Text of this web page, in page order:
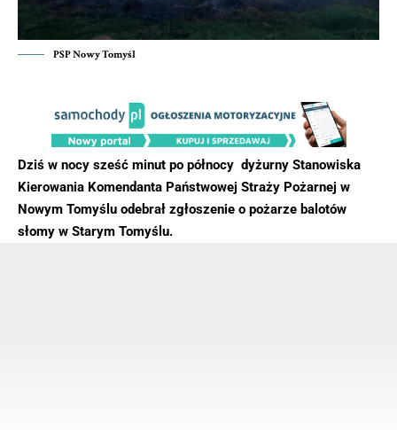
PSP Nowy Tomyśl
Dziś w nocy sześć minut po północy dyżurny Stanowiska
Kierowania Komendanta Państwowej Straży Pożarnej w
Nowym Tomyślu odebrał zgłoszenie o pożarze balotów
słomy w Starym Tomyślu.